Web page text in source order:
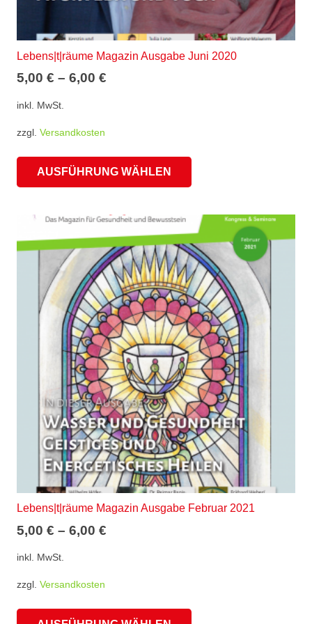
Lebens|t|räume Magazin Ausgabe Juni 2020
5,00 € – 6,00 €
inkl. MwSt.
zzgl. Versandkosten
AUSFÜHRUNG WÄHLEN
mehrere
Varianten
auf.
Die
Optionen
können
auf
der
Produktseite
gewählt
werden
Lebens|t|räume Magazin Ausgabe Februar 2021
5,00 € – 6,00 €
inkl. MwSt.
zzgl. Versandkosten